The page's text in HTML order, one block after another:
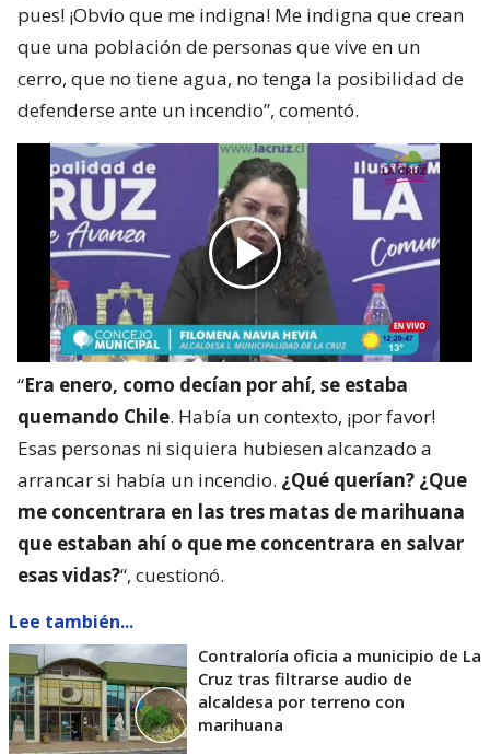
pues! ¡Obvio que me indigna! Me indigna que crean
que una población de personas que vive en un
cerro, que no tiene agua, no tenga la posibilidad de
defenderse ante un incendio”, comentó.
“Era enero, como decían por ahí, se estaba
quemando Chile. Había un contexto, ¡por favor!
Esas personas ni siquiera hubiesen alcanzado a
arrancar si había un incendio. ¿Qué querían? ¿Que
me concentrara en las tres matas de marihuana
que estaban ahí o que me concentrara en salvar
esas vidas?“, cuestionó.
Lee también...
Contraloría oficia a municipio de La
Cruz tras filtrarse audio de
alcaldesa por terreno con
marihuana